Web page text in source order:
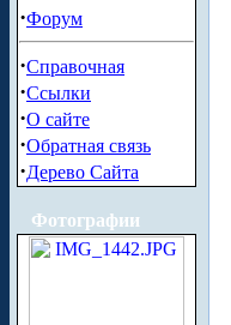
·Форум
·Справочная
·Ссылки
·О сайте
·Обратная связь
·Дерево Сайта
Фотографии